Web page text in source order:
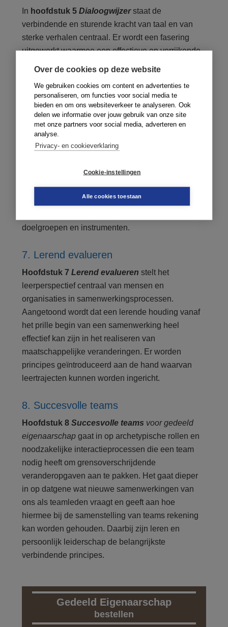
Over de cookies op deze website
We gebruiken cookies om content en advertenties te
personaliseren, om functies voor social media te
bieden en om ons websiteverkeer te analyseren. Ook
delen we informatie over jouw gebruik van onze site
met onze partners voor social media, adverteren en
analyse.
Privacy- en cookieverklaring
Cookie-instellingen
Alle cookies toestaan
In hoofdstuk 5 Dialoogwijzerstaat de
verbindende en sturende kracht van taal en van
sterke verhalen centraal. Er wordt een fasering
uitgewerkt waarmee een effectieve en verrijkende
deelnemers aan een dialoog.
6. Rollen kiezen én waarmaken
hoofdstuk 6
wordt een concreet stappenplan uitgewerkt aan de
bepalen en op een consistente manier kan invullen
tijdens het samenwerkingsproces. Ambitie en
invloed zijn daar sleutelwoorden, evenals het
doelgroepen en instrumenten.
7. Lerend evalueren
Hoofdstuk 7 Lerend evalueren stelt het
leerperspectief centraal van mensen en
organisaties in samenwerkingsprocessen.
Aangetoond wordt dat een lerende houding vanaf
het prille begin van een samenwerking heel
effectief kan zijn in het realiseren van
maatschappelijke veranderingen. Er worden
principes geïntroduceerd aan de hand waarvan
leertrajecten kunnen worden ingericht.
8. Succesvolle teams
Hoofdstuk 8 Succesvolle teams voor gedeeld
eigenaarschap gaat in op archetypische rollen en
noodzakelijke interactieprocessen die een team
nodig heeft om grensoverschrijdende
veranderopgaven aan te pakken. Het gaat dieper
in op datgene wat nieuwe samenwerkingen van
ons als teamleden vraagt en geeft aan hoe
hiermee bij de samenstelling van teams rekening
kan worden gehouden. Daarbij zijn leren en
persoonlijk leiderschap de belangrijkste
verbindende principes.
Gedeeld Eigenaarschap
bestellen